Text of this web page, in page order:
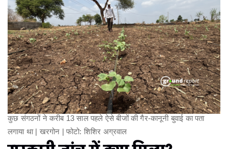
कुछ संगठनों ने करीब 13 साल पहले ऐसे बीजों की गैर-कानूनी बुवाई का पता
लगाया था | खरगोन | फोटो: शिशिर अग्रवाल